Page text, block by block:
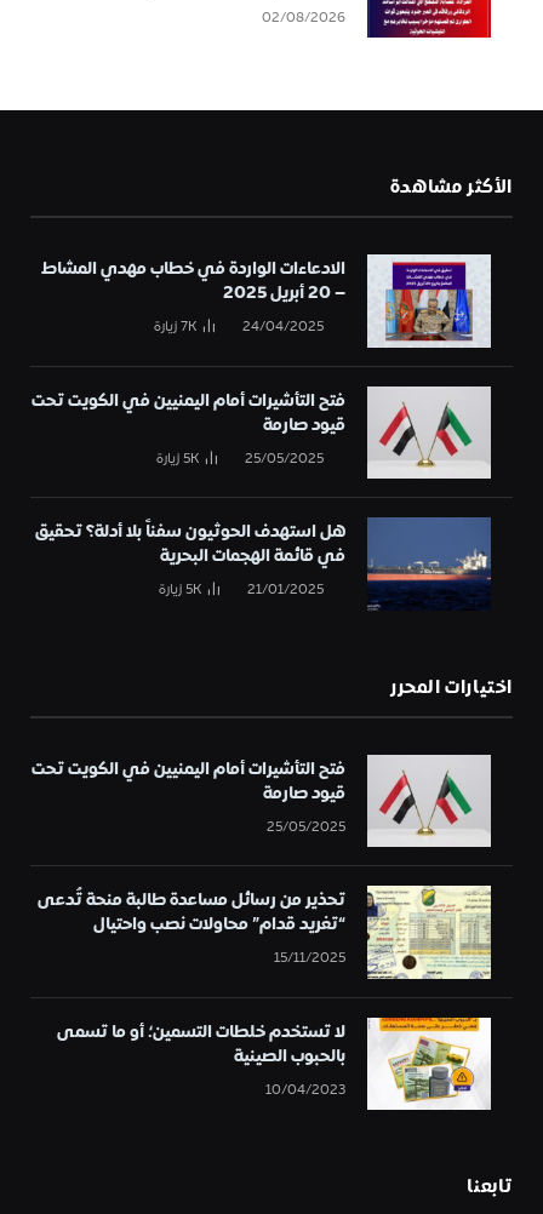
02/08/2026
الأكثر مشاهدة
الادعاءات الواردة في خطاب مهدي المشاط
– 20 أبريل 2025
24/04/2025
7Kزيارة
فتح التأشيرات أمام اليمنيين في الكويت تحت
قيود صارمة
25/05/2025
5Kزيارة
هل استهدف الحوثيون سفناً بلا أدلة؟ تحقيق
في قائمة الهجمات البحرية
21/01/2025
5Kزيارة
اختيارات المحرر
فتح التأشيرات أمام اليمنيين في الكويت تحت
قيود صارمة
25/05/2025
تحذير من رسائل مساعدة طالبة منحة تُدعى
“تغريد قدام” محاولات نصب واحتيال
15/11/2025
لا تستخدم خلطات التسمين؛ أو ما تسمى
بالحبوب الصينية
10/04/2023
تابعنا